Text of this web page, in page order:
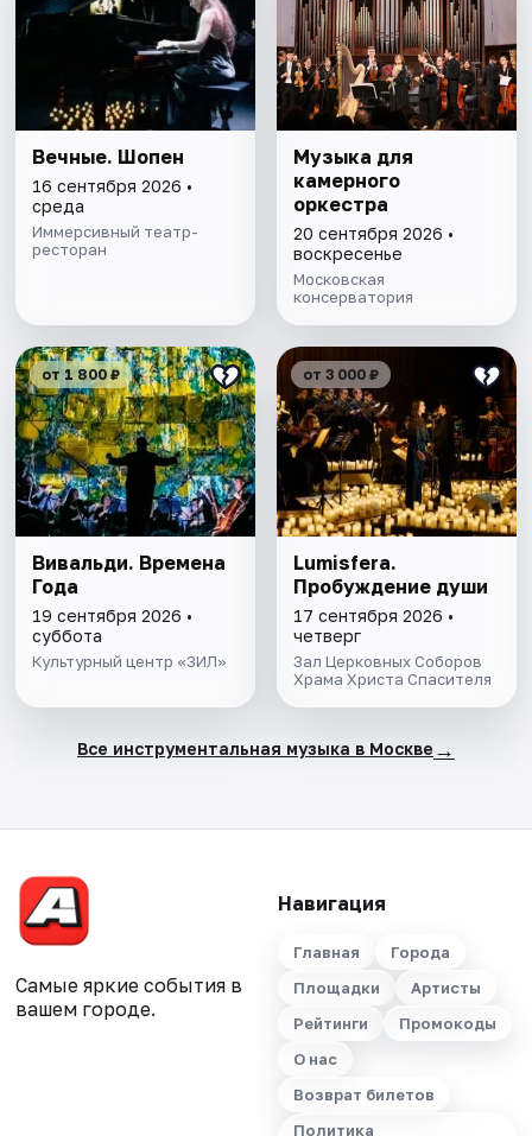
Вечные. Шопен
16 сентября 2026 •
среда
Иммерсивный театр-
ресторан
Музыка для
камерного
оркестра
20 сентября 2026 •
воскресенье
Московская
консерватория
от 1 800 ₽
Вивальди. Времена
Года
19 сентября 2026 •
суббота
Культурный центр «ЗИЛ»
от 3 000 ₽
Lumisfera.
Пробуждение души
17 сентября 2026 •
четверг
Зал Церковных Соборов
Храма Христа Спасителя
Все инструментальная музыка в Москве →
Самые яркие события в
вашем городе.
Навигация
Главная
Города
Площадки
Артисты
Рейтинги
Промокоды
О нас
Возврат билетов
Политика